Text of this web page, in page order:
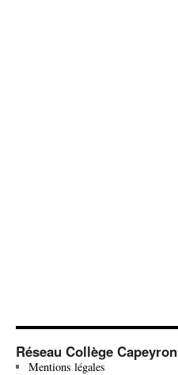
Réseau Collège Capeyron
Mentions légales